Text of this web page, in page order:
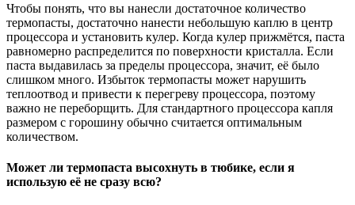
Чтобы понять, что вы нанесли достаточное количество
термопасты, достаточно нанести небольшую каплю в центр
процессора и установить кулер. Когда кулер прижмётся, паста
равномерно распределится по поверхности кристалла. Если
паста выдавилась за пределы процессора, значит, её было
слишком много. Избыток термопасты может нарушить
теплоотвод и привести к перегреву процессора, поэтому
важно не переборщить. Для стандартного процессора капля
размером с горошину обычно считается оптимальным
количеством.
Может ли термопаста высохнуть в тюбике, если я
использую её не сразу всю?